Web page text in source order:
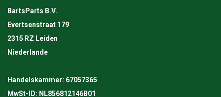
BartsParts B.V.
Evertsenstraat 179
2315 RZ Leiden
Niederlande
Handelskammer: 67057365
MwSt-ID: NL856812146B01